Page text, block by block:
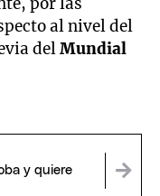
al nivel del
delMundial
y quiere